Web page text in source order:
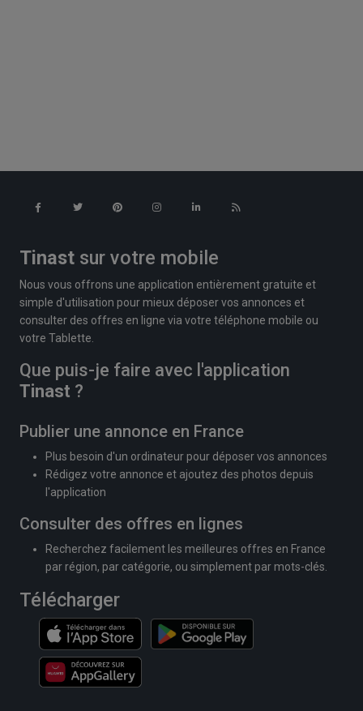
Tinast sur votre mobile
Nous vous offrons une application entièrement gratuite et
simple d'utilisation pour mieux déposer vos annonces et
consulter des offres en ligne via votre téléphone mobile ou
votre Tablette.
Que puis-je faire avec l'application
Tinast ?
Publier une annonce en France
Plus besoin d'un ordinateur pour déposer vos annonces
Rédigez votre annonce et ajoutez des photos depuis
l'application
Consulter des offres en lignes
Recherchez facilement les meilleures offres en France
par région, par catégorie, ou simplement par mots-clés.
Télécharger